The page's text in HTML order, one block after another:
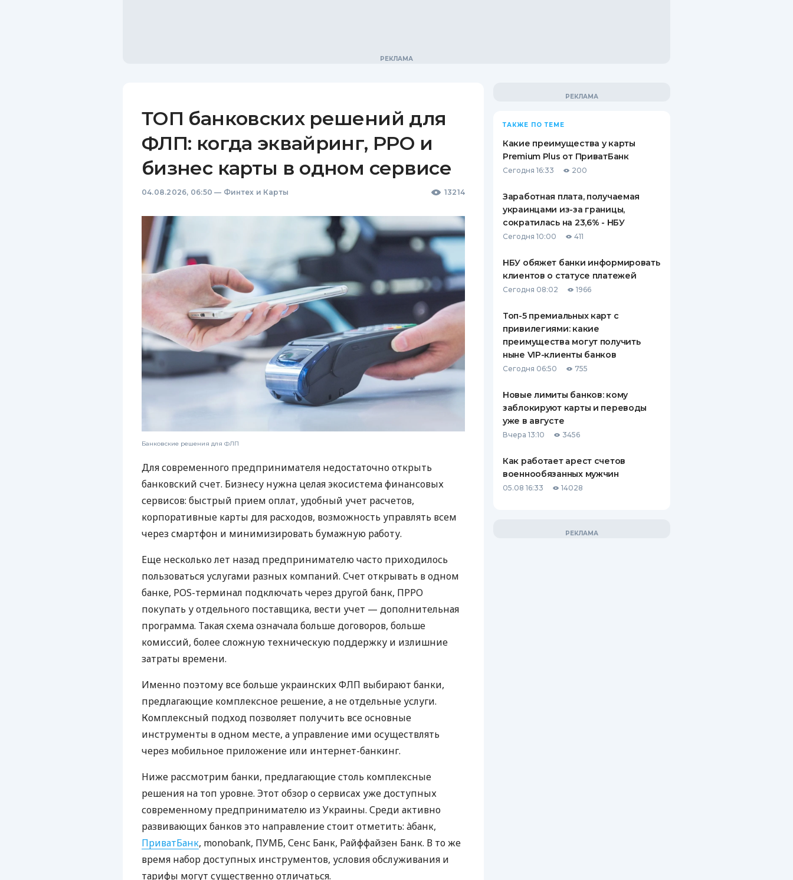
ТОП банковских решений для
ФЛП: когда эквайринг, РРО и
бизнес карты в одном сервисе
04.08.2026, 06:50 — Финтех и Карты 13214
Банковские решения для ФЛП
Для современного предпринимателя недостаточно открыть
банковский счет. Бизнесу нужна целая экосистема финансовых
сервисов: быстрый прием оплат, удобный учет расчетов,
корпоративные карты для расходов, возможность управлять всем
через смартфон и минимизировать бумажную работу.
Еще несколько лет назад предпринимателю часто приходилось
пользоваться услугами разных компаний. Счет открывать в одном
банке, POS-терминал подключать через другой банк, ПРРО
покупать у отдельного поставщика, вести учет — дополнительная
программа. Такая схема означала больше договоров, больше
комиссий, более сложную техническую поддержку и излишние
затраты времени.
Именно поэтому все больше украинских ФЛП выбирают банки,
предлагающие комплексное решение, а не отдельные услуги.
Комплексный подход позволяет получить все основные
инструменты в одном месте, а управление ими осуществлять
через мобильное приложение или интернет-банкинг.
Ниже рассмотрим банки, предлагающие столь комплексные
решения на топ уровне. Этот обзор о сервисах уже доступных
современному предпринимателю из Украины. Среди активно
развивающих банков это направление стоит отметить: àбанк,
ПриватБанк, monobank, ПУМБ, Сенс Банк, Райффайзен Банк. В то же
время набор доступных инструментов, условия обслуживания и
тарифы могут существенно отличаться.
ТАКЖЕ ПО ТЕМЕ
Какие преимущества у карты
Premium Plus от ПриватБанк
Сегодня 16:33 200
Заработная плата, получаемая
украинцами из-за границы,
сократилась на 23,6% - НБУ
Сегодня 10:00 411
НБУ обяжет банки информировать
клиентов о статусе платежей
Сегодня 08:02 1966
Топ-5 премиальных карт с
привилегиями: какие
преимущества могут получить
ныне VIP-клиенты банков
Сегодня 06:50 755
Новые лимиты банков: кому
заблокируют карты и переводы
уже в августе
Вчера 13:10 3456
Как работает арест счетов
военнообязанных мужчин
05.08 16:33 14028